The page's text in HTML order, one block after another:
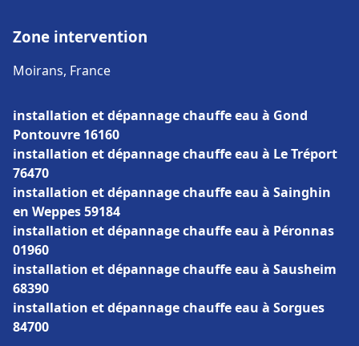
Zone intervention
Moirans, France
installation et dépannage chauffe eau à Gond
Pontouvre 16160
installation et dépannage chauffe eau à Le Tréport
76470
installation et dépannage chauffe eau à Sainghin
en Weppes 59184
installation et dépannage chauffe eau à Péronnas
01960
installation et dépannage chauffe eau à Sausheim
68390
installation et dépannage chauffe eau à Sorgues
84700